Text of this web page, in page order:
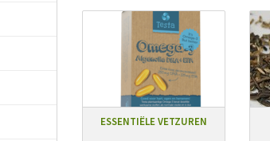
ESSENTIËLE VETZUREN